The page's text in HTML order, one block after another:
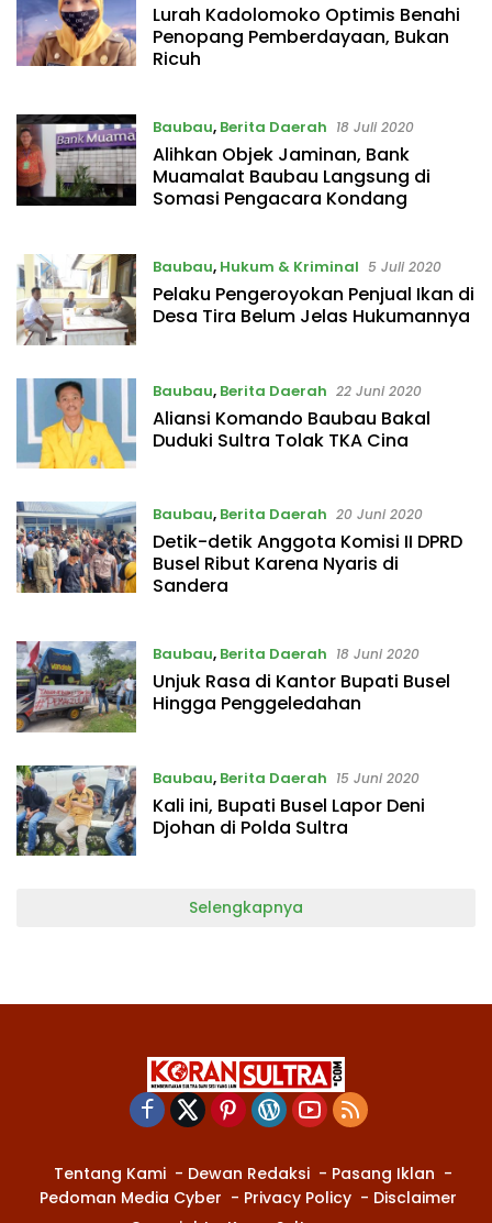
Lurah Kadolomoko Optimis Benahi
Penopang Pemberdayaan, Bukan
Ricuh
Baubau, Berita Daerah 18 Juli 2020
Alihkan Objek Jaminan, Bank
Muamalat Baubau Langsung di
Somasi Pengacara Kondang
Baubau, Hukum & Kriminal 5 Juli 2020
Pelaku Pengeroyokan Penjual Ikan di
Desa Tira Belum Jelas Hukumannya
Baubau, Berita Daerah 22 Juni 2020
Aliansi Komando Baubau Bakal
Duduki Sultra Tolak TKA Cina
Baubau, Berita Daerah 20 Juni 2020
Detik-detik Anggota Komisi II DPRD
Busel Ribut Karena Nyaris di
Sandera
Baubau, Berita Daerah 18 Juni 2020
Unjuk Rasa di Kantor Bupati Busel
Hingga Penggeledahan
Baubau, Berita Daerah 15 Juni 2020
Kali ini, Bupati Busel Lapor Deni
Djohan di Polda Sultra
Selengkapnya
Tentang Kami Dewan Redaksi
Pasang Iklan
Pedoman Media Cyber
Privacy Policy
Disclaimer